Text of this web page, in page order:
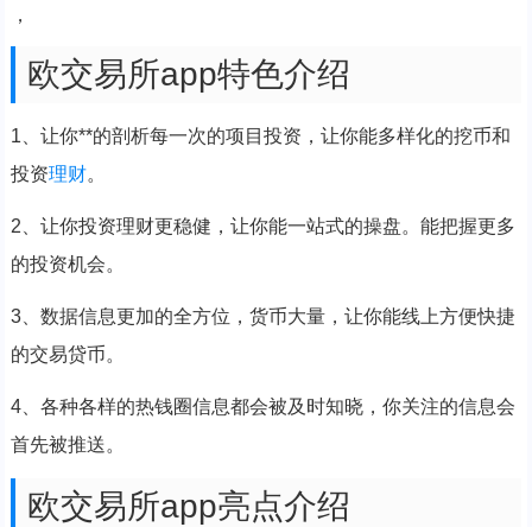
，
欧交易所app特色介绍
1、让你**的剖析每一次的项目投资，让你能多样化的挖币和
投资理财。
2、让你投资理财更稳健，让你能一站式的操盘。能把握更多
的投资机会。
3、数据信息更加的全方位，货币大量，让你能线上方便快捷
的交易贷币。
4、各种各样的热钱圈信息都会被及时知晓，你关注的信息会
首先被推送。
欧交易所app亮点介绍